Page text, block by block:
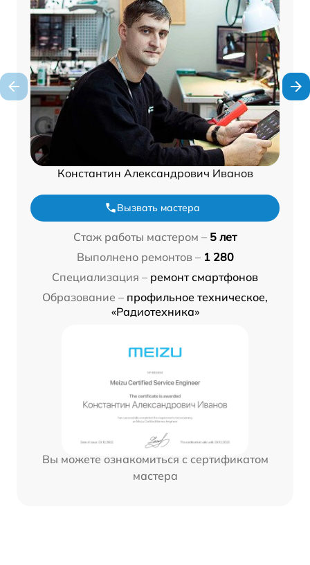
Константин Александрович Иванов
Вызвать мастера
Стаж работы мастером – 5 лет
Выполнено ремонтов – 1 280
Специализация – ремонт смартфонов
Образование – профильное техническое,
«Радиотехника»
Вы можете ознакомиться с сертификатом
мастера